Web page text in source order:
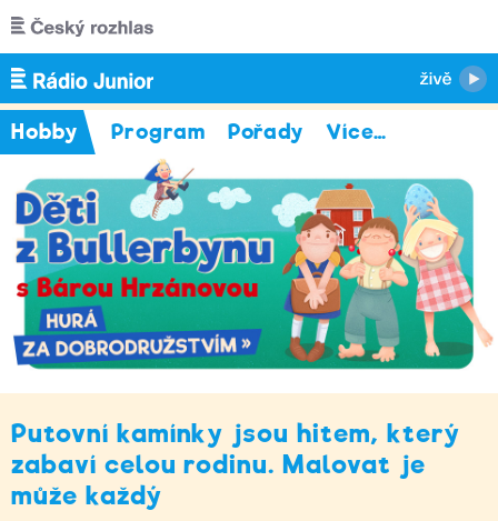
Přejít k hlavnímu obsahu
Hobby Program Pořady Více…
Putovní kamínky jsou hitem, který
zabaví celou rodinu. Malovat je
může každý